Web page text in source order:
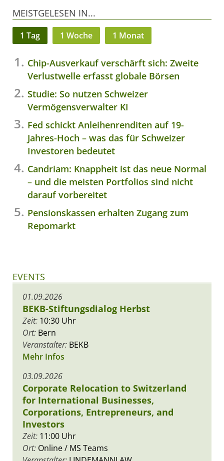
MEISTGELESEN IN...
1 Tag 1 Woche 1 Monat
Chip-Ausverkauf verschärft sich: Zweite
Verlustwelle erfasst globale Börsen
Studie: So nutzen Schweizer
Vermögensverwalter KI
Fed schickt Anleihenrenditen auf 19-
Jahres-Hoch – was das für Schweizer
Investoren bedeutet
Candriam: Knappheit ist das neue Normal
– und die meisten Portfolios sind nicht
darauf vorbereitet
Pensionskassen erhalten Zugang zum
Repomarkt
EVENTS
01.09.2026
BEKB-Stiftungsdialog Herbst
Zeit: 10:30 Uhr
Ort: Bern
Veranstalter: BEKB
Mehr Infos
03.09.2026
Corporate Relocation to Switzerland
for International Businesses,
Corporations, Entrepreneurs, and
Investors
Zeit: 11:00 Uhr
Ort: Online / MS Teams